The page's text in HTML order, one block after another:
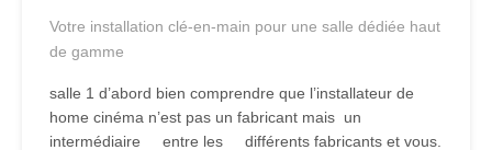
Votre installation clé-en-main pour une salle dédiée haut
de gamme
salle 1 d’abord bien comprendre que l’installateur de
home cinéma n’est pas un fabricant mais un
intermédiaire entre les différents fabricants et vous.